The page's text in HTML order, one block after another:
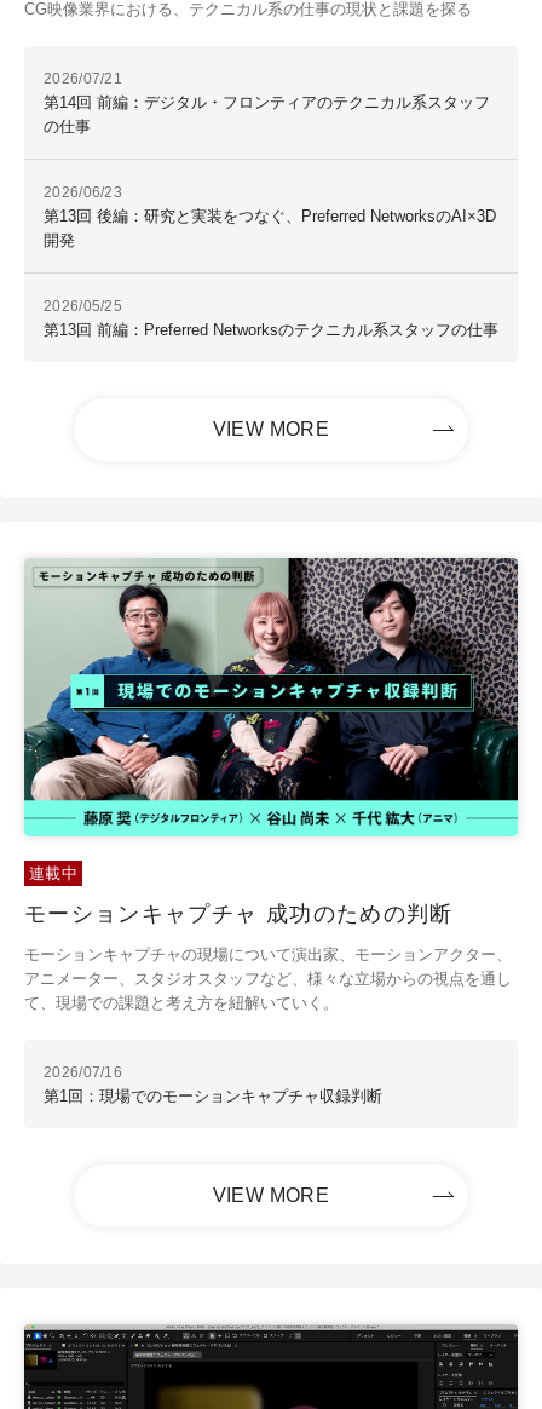
CG映像業界における、テクニカル系の仕事の現状と課題を探る
2026/07/21
第14回 前編：デジタル・フロンティアのテクニカル系スタッフ
の仕事
2026/06/23
第13回 後編：研究と実装をつなぐ、Preferred NetworksのAI×3D
開発
2026/05/25
第13回 前編：Preferred Networksのテクニカル系スタッフの仕事
VIEW MORE
連載中
モーションキャプチャ 成功のための判断
モーションキャプチャの現場について演出家、モーションアクター、
アニメーター、スタジオスタッフなど、様々な立場からの視点を通し
て、現場での課題と考え方を紐解いていく。
2026/07/16
第1回：現場でのモーションキャプチャ収録判断
VIEW MORE